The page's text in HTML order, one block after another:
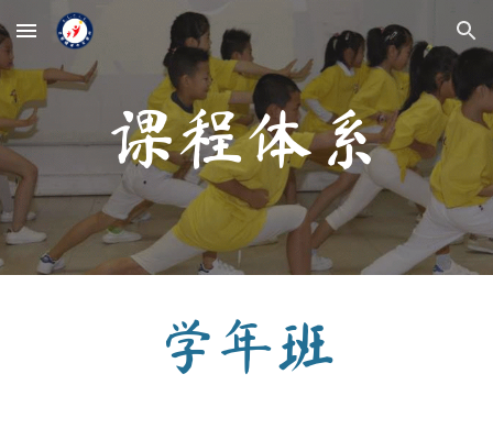
Skip to main content Skip to navigation
课程体系
学年班